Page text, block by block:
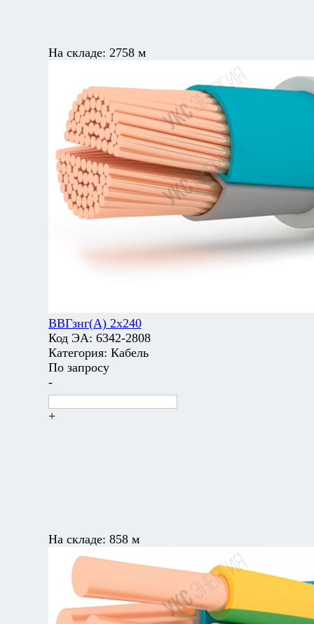
На складе: 2758 м
ВВГзнг(А) 2х240
Код ЭА: 6342-2808
Категория: Кабель
По запросу
-
+
На складе: 858 м